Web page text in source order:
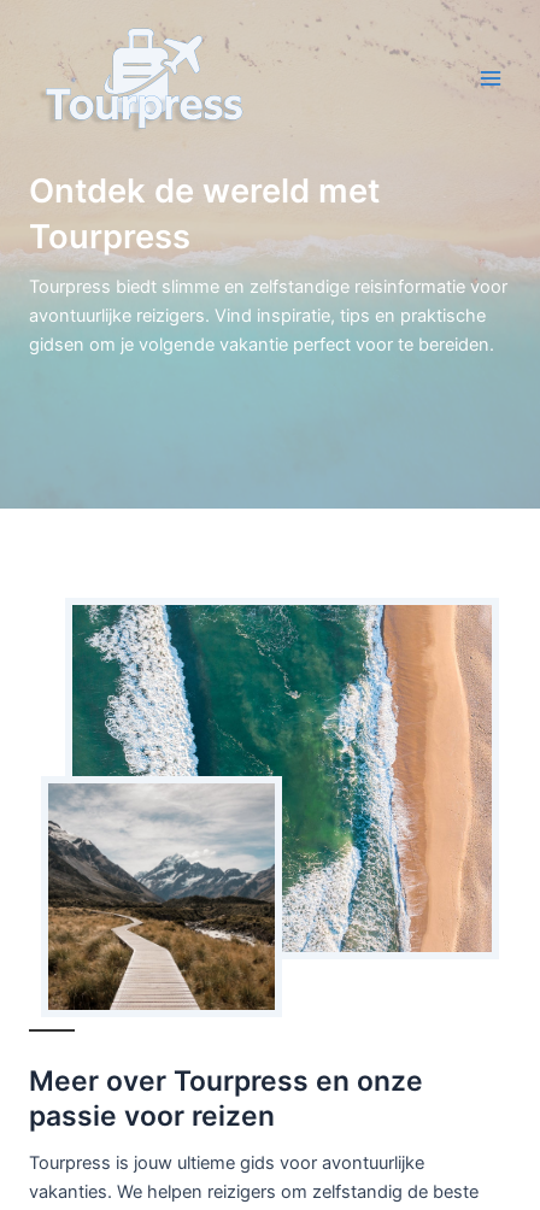
naar
inhoud
Ontdek de wereld met
Tourpress
Tourpress biedt slimme en zelfstandige reisinformatie voor
avontuurlijke reizigers. Vind inspiratie, tips en praktische
gidsen om je volgende vakantie perfect voor te bereiden.
Meer over Tourpress en onze
passie voor reizen
Tourpress is jouw ultieme gids voor avontuurlijke
vakanties. We helpen reizigers om zelfstandig de beste